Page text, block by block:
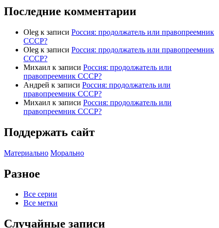
Последние комментарии
Oleg к записи Россия: продолжатель или правопреемник
СССР?
Oleg к записи Россия: продолжатель или правопреемник
СССР?
Михаил к записи Россия: продолжатель или
правопреемник СССР?
Андрей к записи Россия: продолжатель или
правопреемник СССР?
Михаил к записи Россия: продолжатель или
правопреемник СССР?
Поддержать сайт
Материально Морально
Разное
Все серии
Все метки
Случайные записи